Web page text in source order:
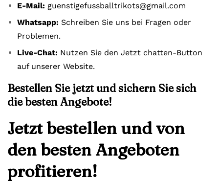
E-Mail: guenstigefussballtrikots@gmail.com
Whatsapp: Schreiben Sie uns bei Fragen oder
Problemen.
Live-Chat: Nutzen Sie den Jetzt chatten-Button
auf unserer Website.
Bestellen Sie jetzt und sichern Sie sich
die besten Angebote!
Jetzt bestellen und von
den besten Angeboten
profitieren!